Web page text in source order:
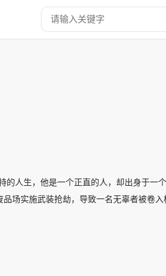
人生，他是一个正直的人，却出身于一
场实施武装抢劫，导致一名无辜者被卷